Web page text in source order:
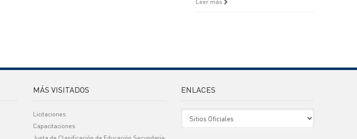
Leer más
MÁS VISITADOS
Licitaciones
Capacitaciones
ENLACES